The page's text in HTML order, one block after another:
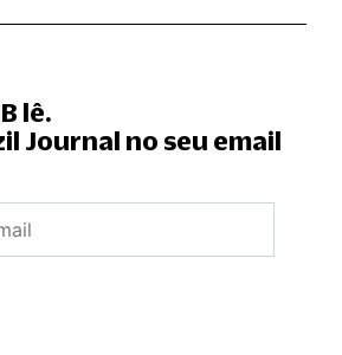
lê.
Journal no seu email